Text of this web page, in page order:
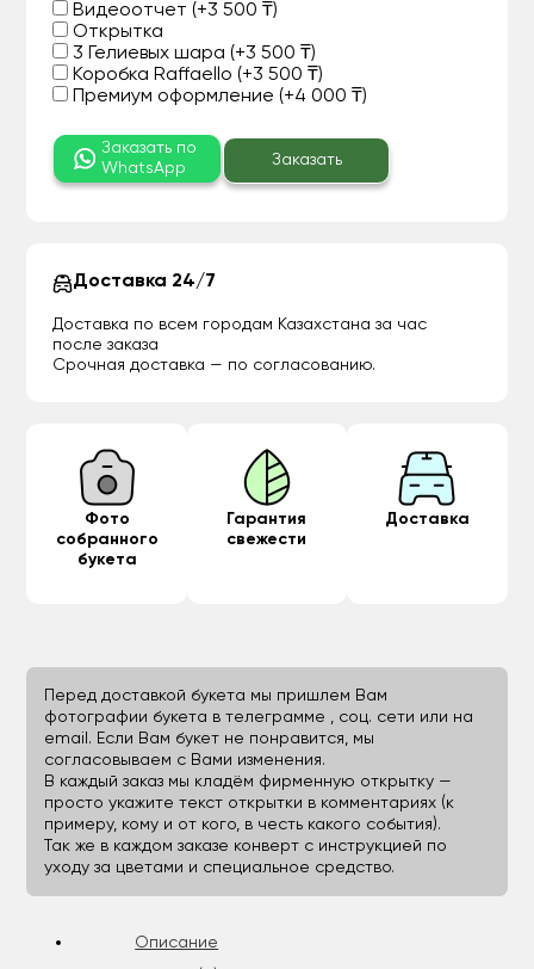
Видеоотчет (+3 500 ₸)
Открытка
3 Гелиевых шара (+3 500 ₸)
Коробка Raffaello (+3 500 ₸)
Премиум оформление (+4 000 ₸)
Заказать по
WhatsApp
Заказать
Доставка 24/7
Доставка по всем городам Казахстана за час
после заказа
Срочная доставка — по согласованию.
Фото
собранного
букета
Гарантия
свежести
Доставка
Перед доставкой букета мы пришлем Вам
фотографии букета в телеграмме , соц. сети или на
email. Если Вам букет не понравится, мы
согласовываем с Вами изменения.
В каждый заказ мы кладём фирменную открытку —
просто укажите текст открытки в комментариях (к
примеру, кому и от кого, в честь какого события).
Так же в каждом заказе конверт с инструкцией по
уходу за цветами и специальное средство.
Описание